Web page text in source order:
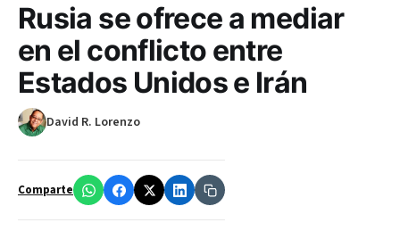
Rusia se ofrece a mediar
en el conflicto entre
Estados Unidos e Irán
David R. Lorenzo
Comparte